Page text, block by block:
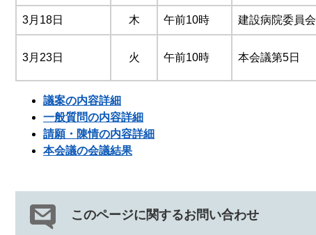
3月18日 木 午前10時 建設病院委員会
3月23日 火 午前10時 本会議第5日
議案の内容詳細
一般質問の内容詳細
請願・陳情の内容詳細
本会議の会議結果
このページに関するお問い合わせ